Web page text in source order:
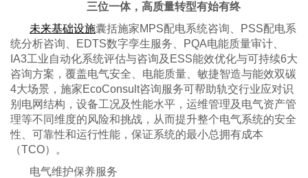
三位一体，高质量转型有始有终
未来基础设施囊括施家MPS配电系统咨询、PSS配电系
统分析咨询、EDTS数字孪生服务、PQA电能质量审计、
IA3工业自动化系统评估与咨询及ESS能效优化与可持续6大
咨询方案，覆盖电气安全、电能质量、敏捷智造与能效双碳
4大场景，施家EcoConsult咨询服务可帮助轨交行业应对识
别电网结构，设备工况及性能水平，运维管理及电气资产管
理等不同维度的风险和挑战，从而提升整个电气系统的安全
性、可靠性和运行性能，保证系统的最小总拥有成本
（TCO）。
电气维护保养服务